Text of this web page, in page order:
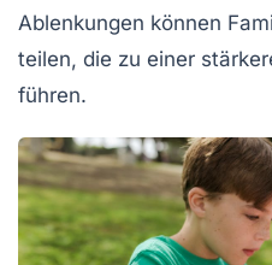
Ablenkungen können
teilen, die zu einer
führen.